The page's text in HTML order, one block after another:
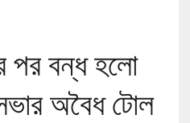
পর বন্ধ হলো
অবৈধ টোল